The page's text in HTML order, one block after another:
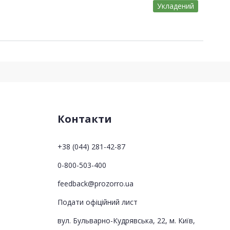
Укладений
Контакти
+38 (044) 281-42-87
0-800-503-400
feedback@prozorro.ua
Подати офіційний лист
вул. Бульварно-Кудрявська, 22, м. Київ,